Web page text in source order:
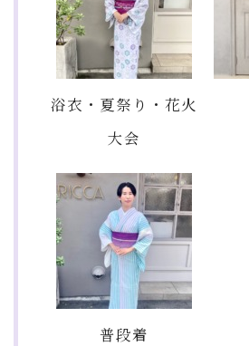
浴衣・夏祭り・花火
大会
普段着